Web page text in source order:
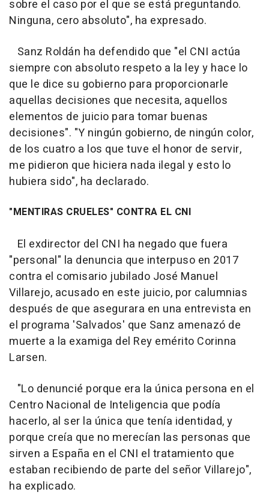
sobre el caso por el que se está preguntando.
Ninguna, cero absoluto", ha expresado.
Sanz Roldán ha defendido que "el CNI actúa
siempre con absoluto respeto a la ley y hace lo
que le dice su gobierno para proporcionarle
aquellas decisiones que necesita, aquellos
elementos de juicio para tomar buenas
decisiones". "Y ningún gobierno, de ningún color,
de los cuatro a los que tuve el honor de servir,
me pidieron que hiciera nada ilegal y esto lo
hubiera sido", ha declarado.
"MENTIRAS CRUELES" CONTRA EL CNI
El exdirector del CNI ha negado que fuera
"personal" la denuncia que interpuso en 2017
contra el comisario jubilado José Manuel
Villarejo, acusado en este juicio, por calumnias
después de que asegurara en una entrevista en
el programa 'Salvados' que Sanz amenazó de
muerte a la examiga del Rey emérito Corinna
Larsen.
"Lo denuncié porque era la única persona en el
Centro Nacional de Inteligencia que podía
hacerlo, al ser la única que tenía identidad, y
porque creía que no merecían las personas que
sirven a España en el CNI el tratamiento que
estaban recibiendo de parte del señor Villarejo",
ha explicado.